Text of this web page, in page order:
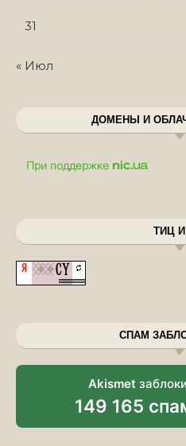
31
« Июл
ДОМЕНЫ И
ТИЦ И
СПАМ
Akismet
149 165